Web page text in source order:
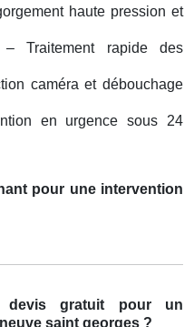
haute pression et
Traitement rapide des
caméra et débouchage
en urgence sous 24
pour une intervention
devis gratuit pour un
saint georges ?